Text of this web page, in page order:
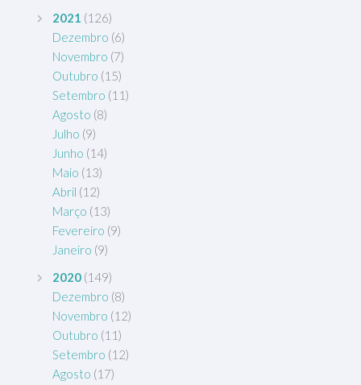
2021 (126)
Dezembro (6)
Novembro (7)
Outubro (15)
Setembro (11)
Agosto (8)
Julho (9)
Junho (14)
Maio (13)
Abril (12)
Março (13)
Fevereiro (9)
Janeiro (9)
2020 (149)
Dezembro (8)
Novembro (12)
Outubro (11)
Setembro (12)
Agosto (17)